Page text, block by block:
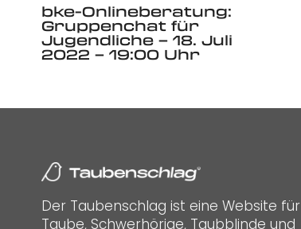
bke-Onlineberatung:
Gruppenchat für
Jugendliche – 18. Juli
2022 – 19:00 Uhr
Der Taubenschlag ist eine Website für
Taube, Schwerhörige, Taubblinde und